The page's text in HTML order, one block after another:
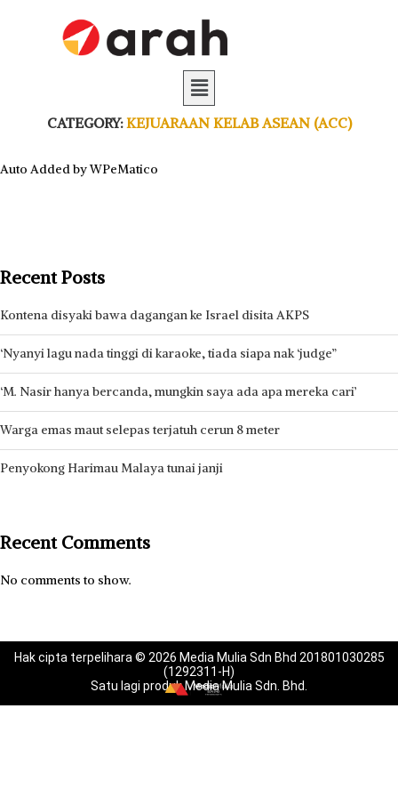
CATEGORY: KEJUARAAN KELAB ASEAN (ACC)
Auto Added by WPeMatico
Recent Posts
Kontena disyaki bawa dagangan ke Israel disita AKPS
‘Nyanyi lagu nada tinggi di karaoke, tiada siapa nak ‘judge”
‘M. Nasir hanya bercanda, mungkin saya ada apa mereka cari’
Warga emas maut selepas terjatuh cerun 8 meter
Penyokong Harimau Malaya tunai janji
Recent Comments
No comments to show.
Hak cipta terpelihara © 2026 Media Mulia Sdn Bhd 201801030285
(1292311-H)
Satu lagi produk Media Mulia Sdn. Bhd.